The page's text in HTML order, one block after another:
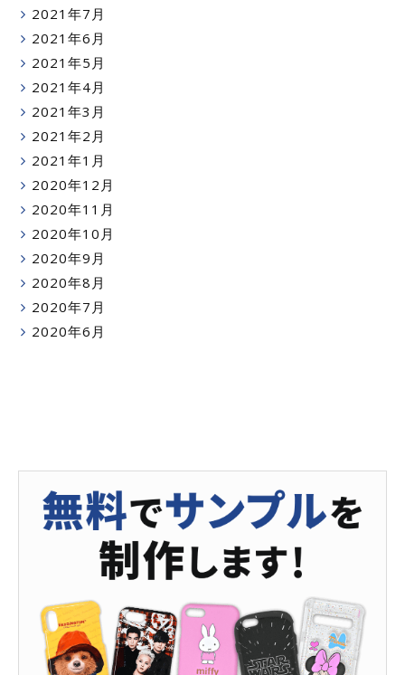
2021年7月
2021年6月
2021年5月
2021年4月
2021年3月
2021年2月
2021年1月
2020年12月
2020年11月
2020年10月
2020年9月
2020年8月
2020年7月
2020年6月